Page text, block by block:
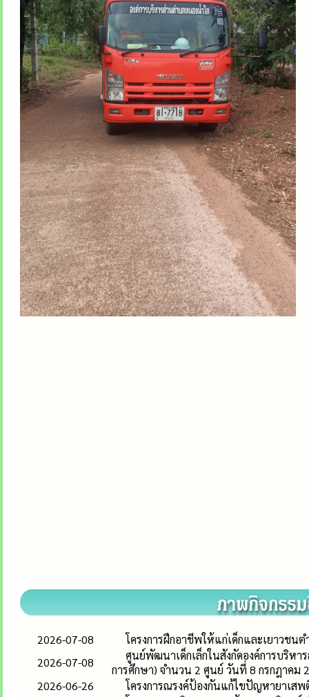
2026-07-08
โครงการฝึกอาชีพให้แก่เด็กและเยาวช
2026-07-08
ศูนย์พัฒนาเด็กเล็กในสังกัดองค์การบริห
การศึกษา) จำนวน 2 ศูนย์ วันที่ 8 กรกฎาคม
2026-06-26
โครงการณรงค์ป้องกันแก้ไขปัญหายาเส